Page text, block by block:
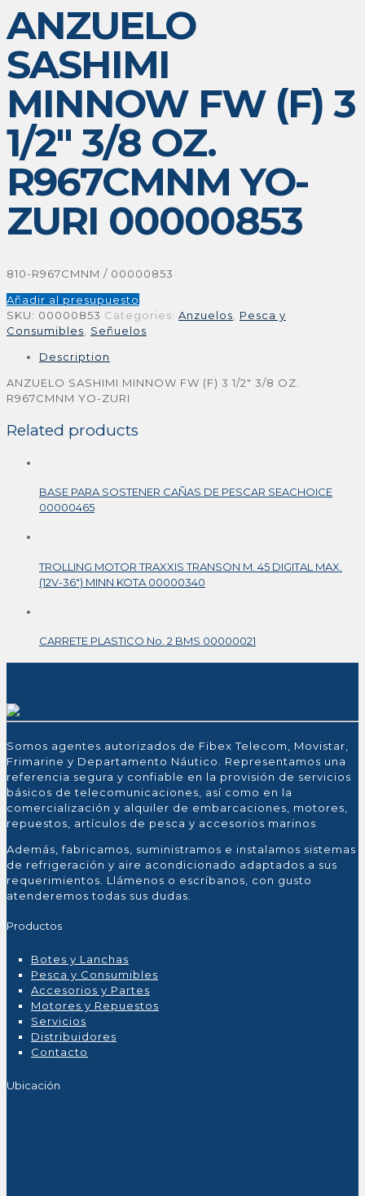
ANZUELO
SASHIMI
MINNOW FW (F) 3
1/2″ 3/8 OZ.
R967CMNM YO-
ZURI 00000853
810-R967CMNM / 00000853
Añadir al presupuesto
SKU: 00000853 Categories: Anzuelos
Pesca y
Consumibles
Señuelos
Description
ANZUELO SASHIMI MINNOW FW (F) 3 1/2″ 3/8 OZ.
R967CMNM YO-ZURI
Related products
BASE PARA SOSTENER CAÑAS DE PESCAR SEACHOICE
00000465
TROLLING MOTOR TRAXXIS TRANSON M. 45 DIGITAL MAX.
(12V-36″) MINN KOTA 00000340
CARRETE PLASTICO No. 2 BMS 00000021
Somos agentes autorizados de Fibex Telecom, Movistar,
Frimarine y Departamento Náutico. Representamos una
referencia segura y confiable en la provisión de servicios
básicos de telecomunicaciones, así como en la
comercialización y alquiler de embarcaciones, motores,
repuestos, artículos de pesca y accesorios marinos
Además, fabricamos, suministramos e instalamos sistemas
de refrigeración y aire acondicionado adaptados a sus
requerimientos. Llámenos o escríbanos, con gusto
atenderemos todas sus dudas.
Productos
Botes y Lanchas
Pesca y Consumibles
Accesorios y Partes
Motores y Repuestos
Servicios
Distribuidores
Contacto
Ubicación